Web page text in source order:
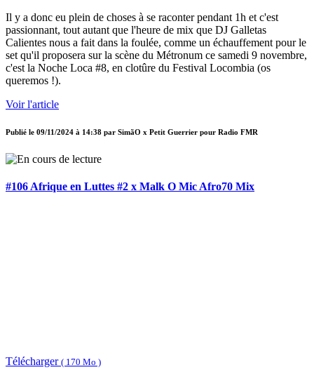
Il y a donc eu plein de choses à se raconter pendant 1h et c'est
passionnant, tout autant que l'heure de mix que DJ Galletas
Calientes nous a fait dans la foulée, comme un échauffement pour le
set qu'il proposera sur la scène du Métronum ce samedi 9 novembre,
c'est la Noche Loca #8, en clotûre du Festival Locombia (os
queremos !).
Voir l'article
Publié le 09/11/2024 à 14:38 par SimãO x Petit Guerrier pour Radio FMR
#106 Afrique en Luttes #2 x Malk O Mic Afro70 Mix
Télécharger ( 170 Mo )